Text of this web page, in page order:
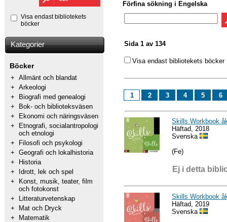
Visa endast bibliotekets
böcker
Kategorier
Böcker
+ Allmänt och blandat
+ Arkeologi
+
Biografi med genealogi
+
Bok- och biblioteksväsen
+
Ekonomi och näringsväsen
+
Etnografi, socialantropologi
och etnologi
+
Filosofi och psykologi
+ Geografi och lokalhistoria
+
Historia
+
Idrott, lek och spel
+
Konst, musik, teater, film
och fotokonst
+
Litteraturvetenskap
+
Mat och Dryck
+
Matematik
Förfina sökning i Engelska
Sida 1 av 134
Visa endast bibliotekets böcker
1 2 3 4 5 6
Skills Workbook
Häftad, 2018
Svenska
(Fe)
Ej i detta
Skills Workbook
Häftad, 2019
Svenska